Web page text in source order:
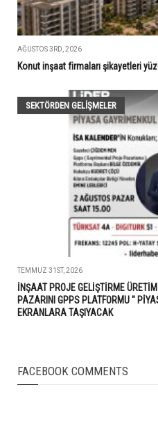
AĞUSTOS 3RD, 2026
Konut inşaat firmaları şikayetleri
SEKTÖRDEN GELIŞMELER
TEMMUZ 31ST, 2026
İNŞAAT PROJE GELİŞTİRME
PAZARINI GPPS PLATFORMU "
EKRANLARA TAŞIYACAK
FACEBOOK COMMENTS